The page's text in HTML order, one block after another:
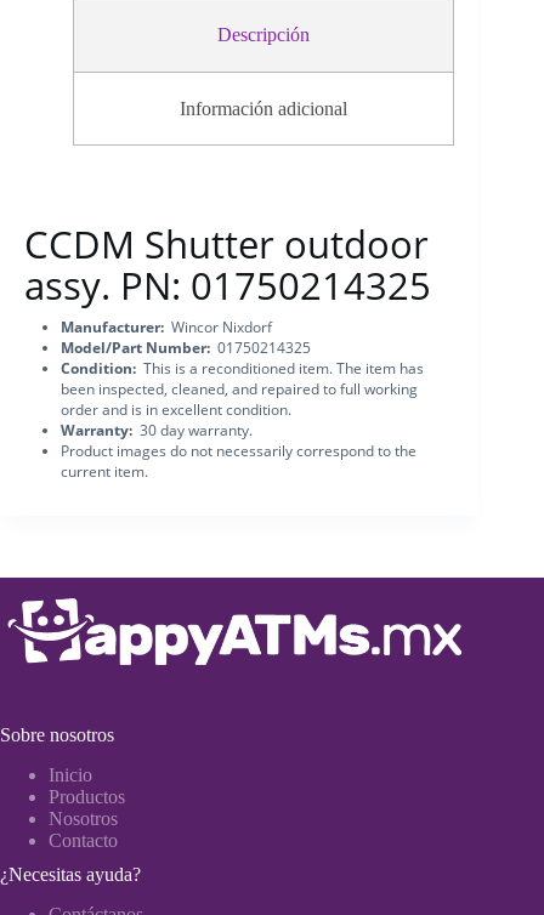
Descripción
Información adicional
CCDM Shutter outdoor
assy. PN: 01750214325
Manufacturer: Wincor Nixdorf
Model/Part Number: 01750214325
Condition: This is a reconditioned item. The item has
been inspected, cleaned, and repaired to full working
order and is in excellent condition.
Warranty: 30 day warranty.
Product images do not necessarily correspond to the
current item.
Sobre nosotros
Inicio
Productos
Nosotros
Contacto
¿Necesitas ayuda?